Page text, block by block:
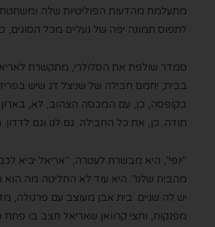
מתעלמת מהדעות הפוליטיות שלה
לתפוס תמונה יפה של נעליים מכל הסוגים,
סמדר שולפת את הסלולרי, מתקשרת
בבית, יחמם חבילה של שניצל דג שיש
בקופסה, כן, עם המכסה הצהוב, לא, בארון
תודה. כן, את כל החבילה. גם לנו וגם
"יופי", היא מבשרת לעטרה, "אריאל יביא
מהבית שלנו". היא עוד לא החליטה מה הוא
יש לה שניים. בית אבן מעוצב עם פרגולה,
מפנקות, וחצי קרוואן שאריאל חצב בו פתח